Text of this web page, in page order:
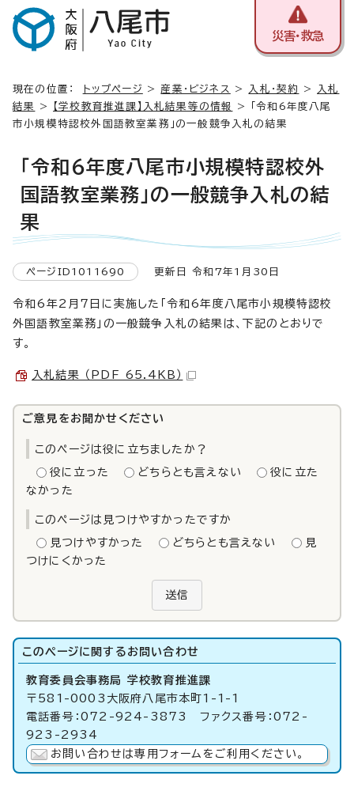
災害・救急
現在の位置： トップページ > 産業・ビジネス > 入札・契約 >
入札
結果
> 【学校教育推進課】入札結果等の情報
> 「令和6年度八尾
市小規模特認校外国語教室業務」の一般競争入札の結果
「令和6年度八尾市小規模特認校外
国語教室業務」の一般競争入札の結
果
ページID1011690 更新日 令和7年1月30日
令和6年2月7日に実施した「令和6年度八尾市小規模特認校
外国語教室業務」の一般競争入札の結果は、下記のとおりで
す。
入札結果 （PDF 65.4KB）
ご意見をお聞かせください
このページは役に立ちましたか？
役に立った どちらとも言えない
役に立た
なかった
このページは見つけやすかったですか
見つけやすかった どちらとも言えない
見
つけにくかった
送信
このページに関する お問い合わせ
教育委員会事務局 学校教育推進課
〒581-0003大阪府八尾市本町1-1-1
電話番号：072-924-3873 ファクス番号：072-
923-2934
お問い合わせは専用フォームをご利用ください。